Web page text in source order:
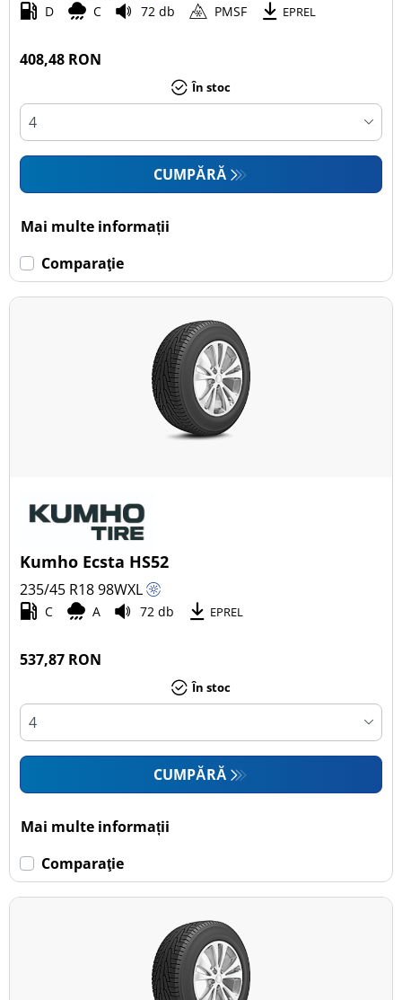
D C 72 db PMSF EPREL
408,48 RON
În stoc
CUMPĂRĂ
Mai multe informații
Comparaţie
Kumho Ecsta HS52
235/45 R1898WXL
C A 72 db EPREL
537,87 RON
În stoc
CUMPĂRĂ
Mai multe informații
Comparaţie